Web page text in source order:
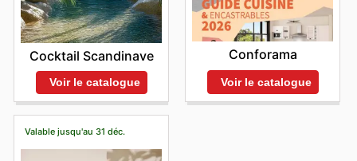
Cocktail Scandinave
Voir le catalogue
Conforama
Voir le catalogue
Valable jusqu'au 31 déc.